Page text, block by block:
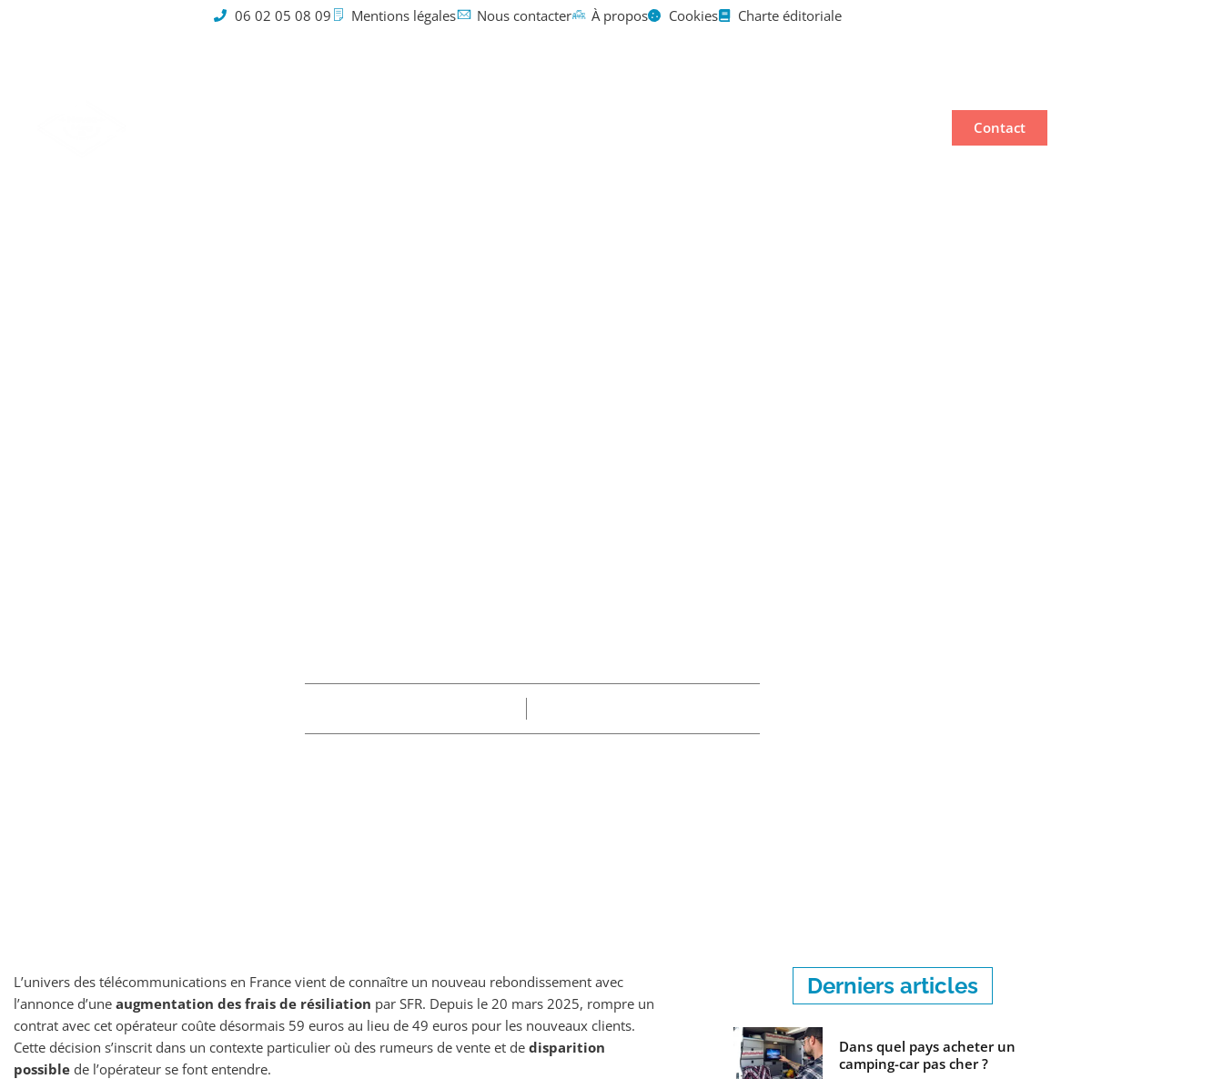
06 02 05 08 09 Mentions légales Nous contacter À propos Cookies Charte éditoriale
Contact
L’univers des télécommunications en France vient de connaître un nouveau rebondissement avec
l’annonce d’une augmentation des frais de résiliation par SFR. Depuis le 20 mars 2025, rompre un
contrat avec cet opérateur coûte désormais 59 euros au lieu de 49 euros pour les nouveaux clients.
Cette décision s’inscrit dans un contexte particulier où des rumeurs de vente et de disparition
possible de l’opérateur se font entendre.
Derniers articles
Dans quel pays acheter un
camping-car pas cher ?